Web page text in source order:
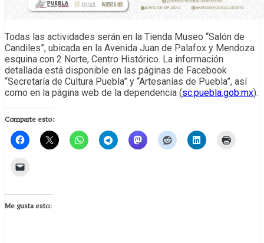
Todas las actividades serán en la Tienda Museo “Salón de
Candiles”, ubicada en la Avenida Juan de Palafox y Mendoza
esquina con 2 Norte, Centro Histórico. La información
detallada está disponible en las páginas de Facebook
“Secretaría de Cultura Puebla” y “Artesanías de Puebla”, así
como en la página web de la dependencia (sc.puebla.gob.mx).
Comparte esto:
Me gusta esto: